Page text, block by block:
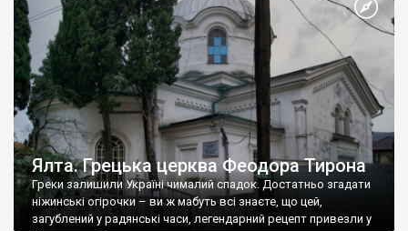
Ялта. Грецька церква Феодора Тирона
Греки залишили Україні чималий спадок. Достатньо згадати
ніжинські огірочки – ви ж мабуть всі знаєте, що цей,
загублений у радянські часи, легендарний рецепт привезли у